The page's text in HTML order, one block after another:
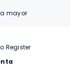
mayor
o Register